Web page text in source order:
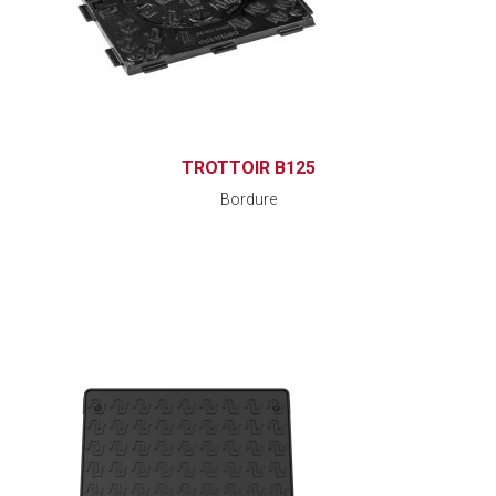
TROTTOIR B125
Bordure